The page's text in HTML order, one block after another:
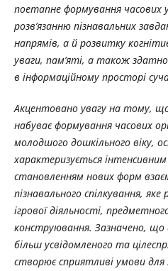
поетапне формування часових
розв’язанню пізнавальних
напрямів, а й розвитку
уваги, пам’яті, а також
в інформаційному просторі
Акцентовано увагу на тому,
набуває формування часових
молодшого дошкільного віку,
характеризується
становленням нових форм
пізнавального спілкування, яке
ігрової діяльності,
конструювання. Зазначено, що
більш усвідомленого та
створює сприятливі умови для